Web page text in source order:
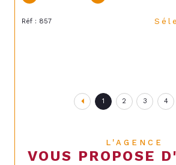
Réf : 857
1 2 3 4
L'AGENCE
VOUS PROPOSE